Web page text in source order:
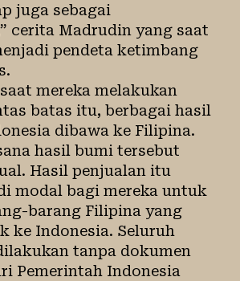
juga sebagai
cerita Madrudin yang saat
pendeta ketimbang
mereka melakukan
batas itu, berbagai hasil
dibawa ke Filipina.
hasil bumi tersebut
Hasil penjualan itu
modal bagi mereka untuk
barang Filipina yang
ke Indonesia. Seluruh
tanpa dokumen
Pemerintah Indonesia